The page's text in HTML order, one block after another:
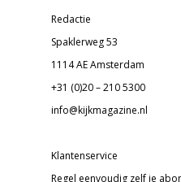
Redactie
Spaklerweg 53
1114 AE Amsterdam
+31 (0)20 – 210 5300
info@kijkmagazine.nl
Klantenservice
Regel eenvoudig zelf je